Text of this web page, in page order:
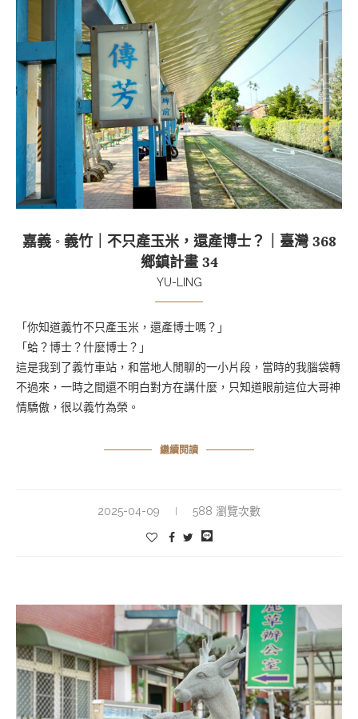
嘉義 ◦ 義竹｜不只產玉米，還產博士？｜臺灣 368
鄉鎮計畫 34
YU-LING
「你知道義竹不只產玉米，還產博士嗎？」
「蛤？博士？什麼博士？」
這是我到了義竹車站，和當地人閒聊的一小片段，當時的我腦袋轉
不過來，一時之間還不明白對方在講什麼，只知道眼前這位大哥神
情驕傲，很以義竹為榮。
繼續閱讀
2025-04-09 588 瀏覽次數